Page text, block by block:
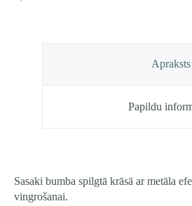
Apraksts
Papildu
Sasaki bumba spilgtā krāsā ar metāla
vingrošanai.